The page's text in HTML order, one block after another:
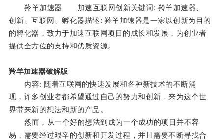
羚羊加速器——加速互联网创新关键词: 羚羊加速器、
创新、互联网、孵化器描述: 羚羊加速器是一家以创新为目的
的孵化器，致力于加速互联网项目的成长和发展，为创业者
提供全方位的支持和优质资源。
羚羊加速器破解版
内容: 随着互联网的快速发展和各种新技术的不断涌
现，许多创业者都希望通过自己的努力和创新，来为这个世
界带来新的想法和新的产品。
然而，从一个好的想法到成为一个成功的项目并不容
易，需要经过艰辛的创新和开发过程，并且需要不断寻找合